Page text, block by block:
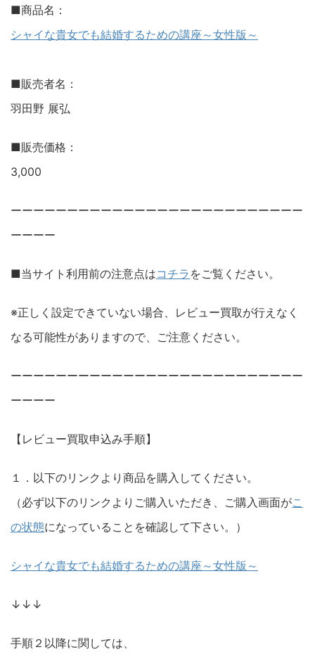
■商品名：
シャイな貴女でも結婚するための講座～女性版～
■販売者名：
羽田野 展弘
■販売価格：
3,000
ーーーーーーーーーーーーーーーーーーーーーーーーーー
ーーーー
■当サイト利用前の注意点はコチラ をご覧ください。
※正しく設定できていない場合、レビュー買取が行えなく
なる可能性がありますので、ご注意ください。
ーーーーーーーーーーーーーーーーーーーーーーーーーー
ーーーー
【レビュー買取申込み手順】
１．以下のリンクより商品を購入してください。
（必ず以下のリンクよりご購入いただき、ご購入画面がこ
の状態になっていることを確認して下さい。）
シャイな貴女でも結婚するための講座～女性版～
↓↓↓
手順２以降に関しては、